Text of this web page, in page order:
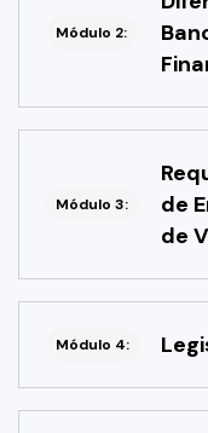
Módulo 2:
Módulo 3:
de
de
Módulo 4: